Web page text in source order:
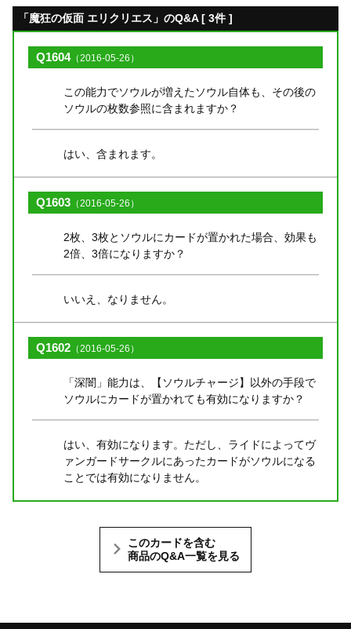
「魔狂の仮面 エリクリエス」のQ&A [ 3件 ]
Q1604（2016-05-26）
この能力でソウルが増えたソウル自体も、その後の
ソウルの枚数参照に含まれますか？
はい、含まれます。
Q1603 （2016-05-26）
2枚、3枚とソウルにカードが置かれた場合、効果も
2倍、3倍になりますか？
いいえ、なりません。
Q1602 （2016-05-26）
「深闇」能力は、【ソウルチャージ】以外の手段で
ソウルにカードが置かれても有効になりますか？
はい、有効になります。ただし、ライドによってヴ
ァンガードサークルにあったカードがソウルになる
ことでは有効になりません。
このカードを含む
商品のQ&A一覧を見る